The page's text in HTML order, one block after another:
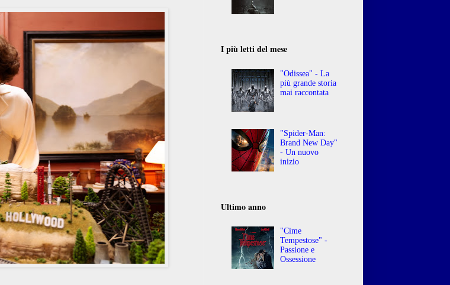
I più letti del mese
"Odissea" - La
più grande storia
mai raccontata
"Spider-Man:
Brand New Day"
- Un nuovo
inizio
Ultimo anno
"Cime
Tempestose" -
Passione e
Ossessione